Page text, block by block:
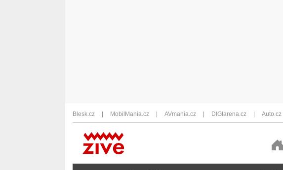
Blesk.cz MobilMania.cz AVmania.cz DIGIarena.cz Auto.cz